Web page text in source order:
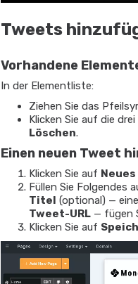
Tweets
Vorhandene
In der Elementliste:
Ziehen Sie das
Klicken Sie auf die
Löschen.
Einen neuen Tweet
Klicken Sie auf
Füllen Sie Folgendes
Titel (optional) —
Tweet-URL — fügen
Klicken Sie auf